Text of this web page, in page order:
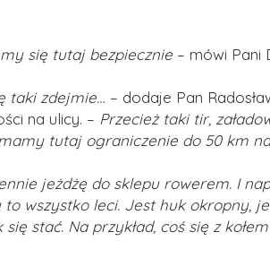
się tutaj bezpiecznie – mówi Pani
taki zdejmie… – dodaje Pan
na ulicy. – Przecież taki tir,
tutaj ograniczenie do 50 km
jeżdżę do sklepu rowerem. I
wszystko leci. Jest huk okropny,
stać. Na przykład, coś się z